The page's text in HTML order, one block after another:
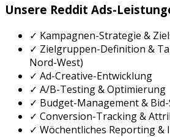
Unsere Reddit Ads-
✓ Kampagnen-Strategie &
✓ Zielgruppen-Definition &
Nord-West)
✓ Ad-Creative-Entwicklung
✓ A/B-Testing & Optimierung
✓ Budget-Management &
✓ Conversion-Tracking &
✓ Wöchentliches Reporting &